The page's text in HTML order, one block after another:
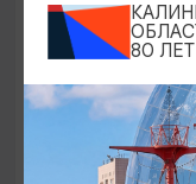
ЭКСКУРСИИ
косы»
80 ЛЕТ